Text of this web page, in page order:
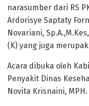
narasumber dari RS
Ardorisye Saptaty
Novariani,
(K) yang juga
Acara dibuka oleh
Penyakit Dinas
Novita Krisnaini, MPH.